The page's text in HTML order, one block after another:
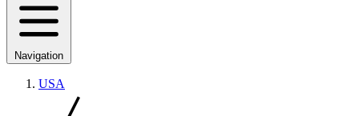
Navigation
USA